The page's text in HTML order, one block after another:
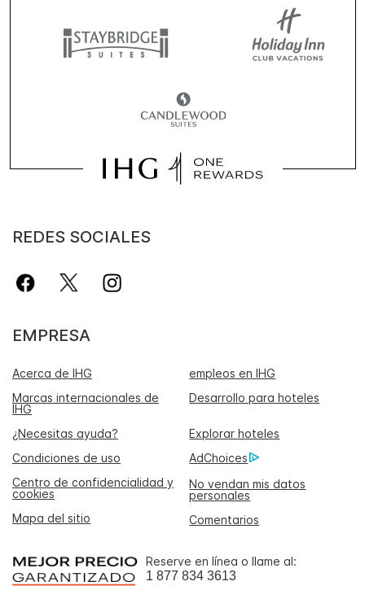
REDES SOCIALES
EMPRESA
Acerca de IHG
empleos en IHG
Marcas internacionales de
IHG
Desarrollo para hoteles
¿Necesitas ayuda?
Explorar hoteles
Condiciones de uso
AdChoices
Centro de confidencialidad y
cookies
No vendan mis datos
personales
Mapa del sitio
Comentarios
Reserve en línea o llame al:
1 877 834 3613